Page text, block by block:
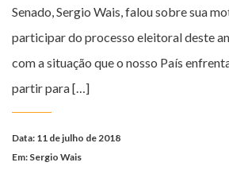
Senado, Sergio Wais, falou sobre sua
participar do processo eleitoral deste
com a situação que o nosso País
partir para […]
Data: 11 de julho de 2018
Em: Sergio Wais